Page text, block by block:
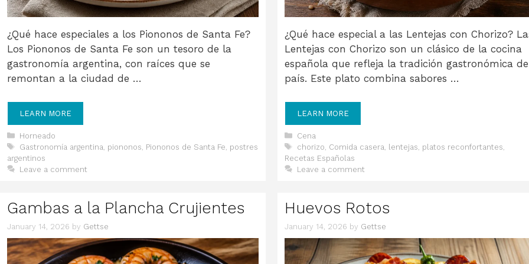
¿Qué hace especiales a los Piononos de Santa Fe?
Los Piononos de Santa Fe son un tesoro de la
gastronomía argentina, con raíces que se
remontan a la ciudad de …
LEARN MORE
Categories
Horneado
Tags
Gastronomía argentina piononos Piononos de Santa Fe postres
argentinos
Leave a comment
¿Qué hace especial a las Lentejas con Chorizo?
Lentejas con Chorizo son un clásico de la cocina
española que refleja la tradición gastronómica
país. Este plato combina sabores …
LEARN MORE
Categories
Cena
Tags
chorizo Comida casera lentejas platos reconfortantes
Recetas Españolas
Leave a comment
Gambas a la Plancha Crujientes
January 14, 2026 by Gettse
Huevos Rotos
January 14, 2026 by Gettse